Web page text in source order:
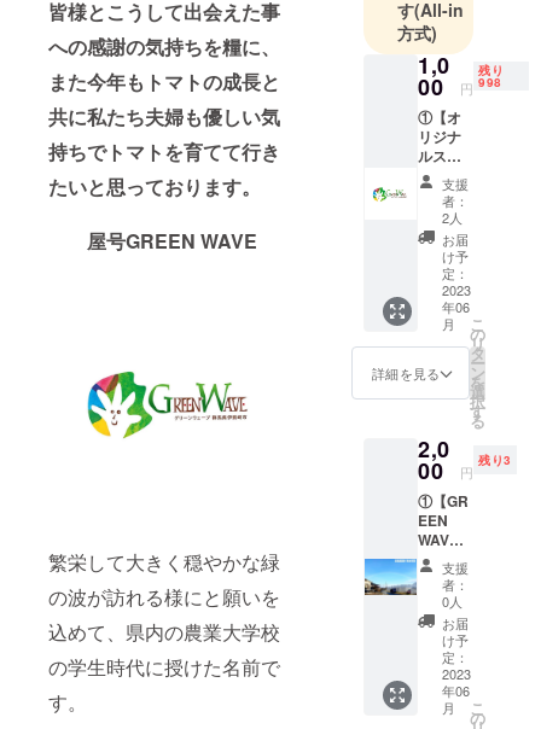
皆様とこうして出会えた事
への感謝の気持ちを糧に、
また今年もトマトの成長と
共に私たち夫婦も優しい気
持ちでトマトを育てて行き
たいと思っております。
屋号GREEN WAVE
繁栄して大きく穏やかな緑
の波が訪れる様にと願いを
込めて、県内の農業大学校
の学生時代に授けた名前で
す。
ぶり、煎
餅、すいか
不安定な荒
波出航の
TEAM Green
目標は法人
設立‼︎
す(All-in
方式)
1,0
00 円
残り
998
︎①【オ
リジナ
ルス
テッ
カー】
︎②【感
謝の手
書きの
お手
紙】 ※6
月上
旬〜7月
中旬ま
でに配
送しま
支援
者：
2人
お届
け予
定：
2023
年06
月
詳細を見る
こ
の
リ
タ
ー
ン
を
選
択
す
る
2,0
00 円
残り3
︎①【GR
EEN
WAVE
トマト
の収穫
体験】
※2kg目
安『ご
家族で
どう
ぞ︎』
︎②【オ
支援
者：
0人
お届
け予
定：
2023
年06
月
こ
の